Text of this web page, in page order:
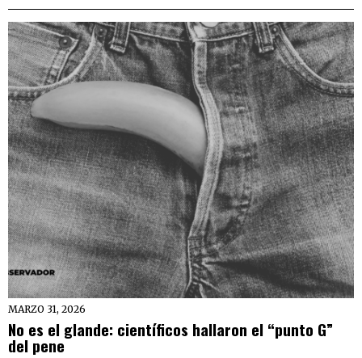
MARZO 31, 2026
No es el glande: científicos hallaron el “punto G”
del pene